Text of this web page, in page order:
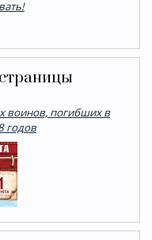
воинов, погибших в
годов